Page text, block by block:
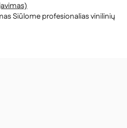
Siūlome profesionalias vinilinių